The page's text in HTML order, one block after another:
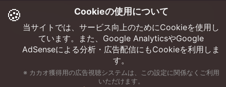
2025年8月12日
本日は、木と水の絶妙な相生エネルギーが、あなたの可...
🍪 Cookieの使用について
当サイトでは、サービス向上のためにCookieを使用し
ています。また、Google AnalyticsやGoogle
AdSenseによる分析・広告配信にもCookieを利用しま
す。
※ カカオ獲得用の広告視聴システムは、この設定に関係なくご利用
いただけます。